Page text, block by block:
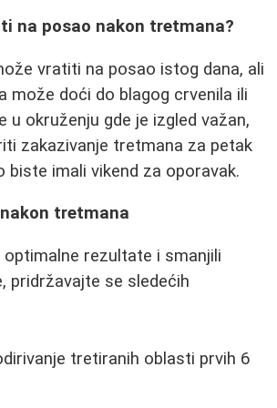
na posao nakon tretmana?
vratiti na posao istog dana, ali
može doći do blagog crvenila ili
u okruženju gde je izgled važan,
zakazivanje tretmana za petak
biste imali vikend za oporavak.
tretmana
rezultate i smanjili
pridržavajte se sledećih
tretiranih oblasti prvih 6